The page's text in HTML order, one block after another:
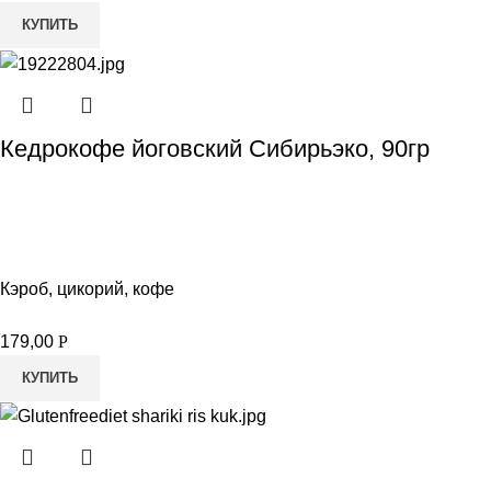
КУПИТЬ
Кедрокофе йоговский Сибирьэко, 90гр
Кэроб, цикорий, кофе
179,00 Р
КУПИТЬ